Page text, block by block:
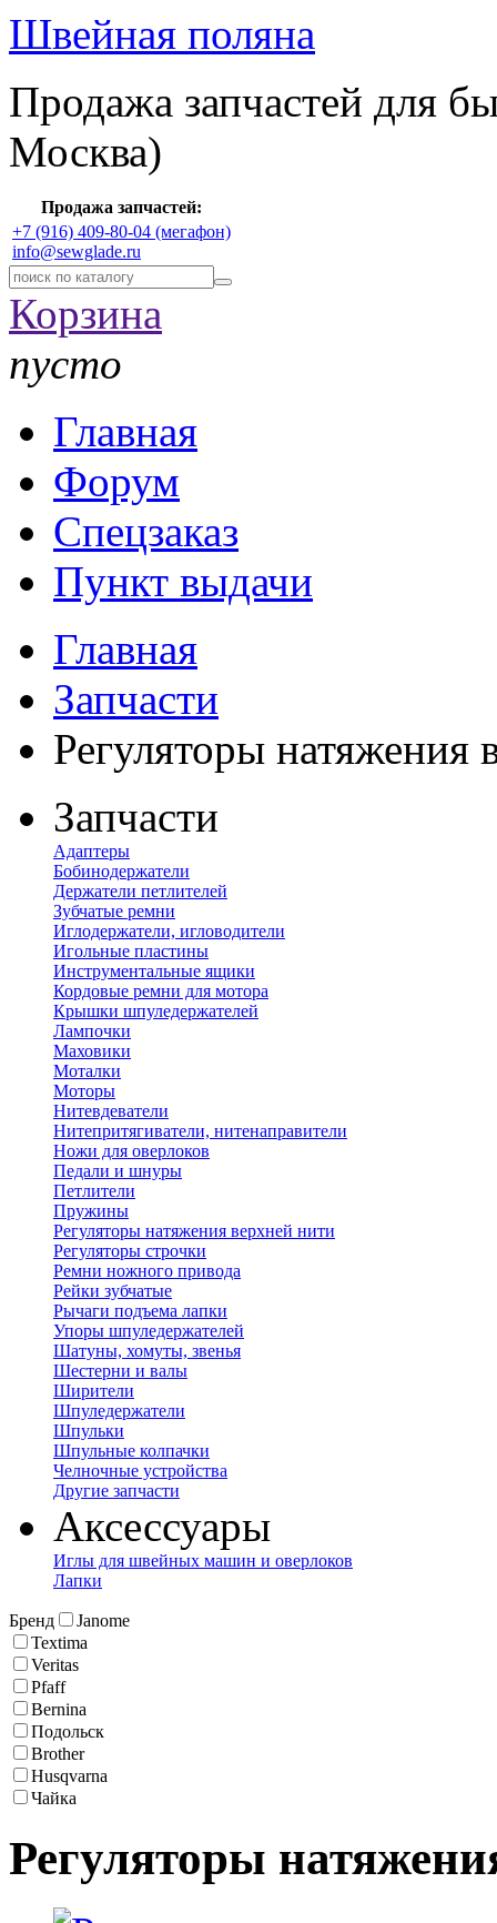
Швейная поляна
Продажа запчастей для
Москва)
Продажа запчастей:
+7 (916) 409-80-04 (мегафон)
info@sewglade.ru
Корзина
пусто
Главная
Форум
Спецзаказ
Пункт выдачи
Главная
Запчасти
Регуляторы натяжения
Запчасти
Адаптеры
Бобинодержатели
Держатели петлителей
Зубчатые ремни
Иглодержатели, игловодители
Игольные пластины
Инструментальные ящики
Кордовые ремни для мотора
Крышки шпуледержателей
Лампочки
Маховики
Моталки
Моторы
Нитевдеватели
Нитепритягиватели, нитенаправители
Ножи для оверлоков
Педали и шнуры
Петлители
Пружины
Регуляторы натяжения верхней нити
Регуляторы строчки
Ремни ножного привода
Рейки зубчатые
Рычаги подъема лапки
Упоры шпуледержателей
Шатуны, хомуты, звенья
Шестерни и валы
Ширители
Шпуледержатели
Шпульки
Шпульные колпачки
Челночные устройства
Другие запчасти
Аксессуары
Иглы для швейных машин и оверлоков
Лапки
Бренд
Janome
Textima
Veritas
Pfaff
Bernina
Подольск
Brother
Husqvarna
Чайка
Регуляторы